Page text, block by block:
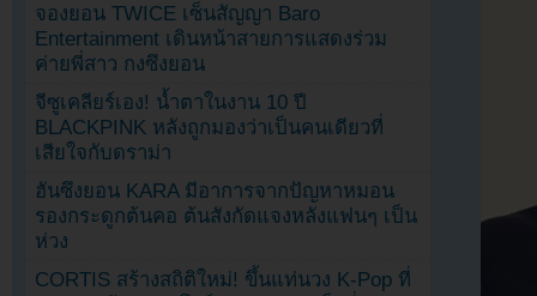
จองยอน TWICE เซ็นสัญญา Baro
Entertainment เดินหน้าสายการแสดงร่วม
ค่ายพี่สาว กงซึงยอน
จีซูเคลียร์เอง! น้ำตาในงาน 10 ปี
BLACKPINK หลังถูกมองว่าเป็นคนเดียวที่
เสียใจกับดราม่า
ฮันซึงยอน KARA มีอาการจากปัญหาหมอน
รองกระดูกต้นคอ ต้นสังกัดแจงหลังแฟนๆ เป็น
ห่วง
CORTIS สร้างสถิติใหม่! ขึ้นแท่นวง K-Pop ที่